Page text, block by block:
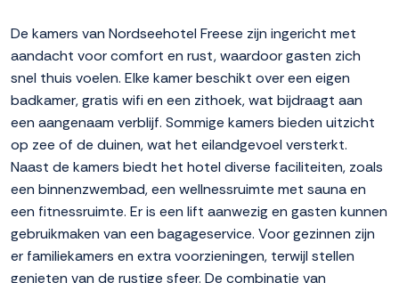
De kamers van Nordseehotel Freese zijn ingericht met
aandacht voor comfort en rust, waardoor gasten zich
snel thuis voelen. Elke kamer beschikt over een eigen
badkamer, gratis wifi en een zithoek, wat bijdraagt aan
een aangenaam verblijf. Sommige kamers bieden uitzicht
op zee of de duinen, wat het eilandgevoel versterkt.
Naast de kamers biedt het hotel diverse faciliteiten, zoals
een binnenzwembad, een wellnessruimte met sauna en
een fitnessruimte. Er is een lift aanwezig en gasten kunnen
gebruikmaken van een bagageservice. Voor gezinnen zijn
er familiekamers en extra voorzieningen, terwijl stellen
genieten van de rustige sfeer. De combinatie van